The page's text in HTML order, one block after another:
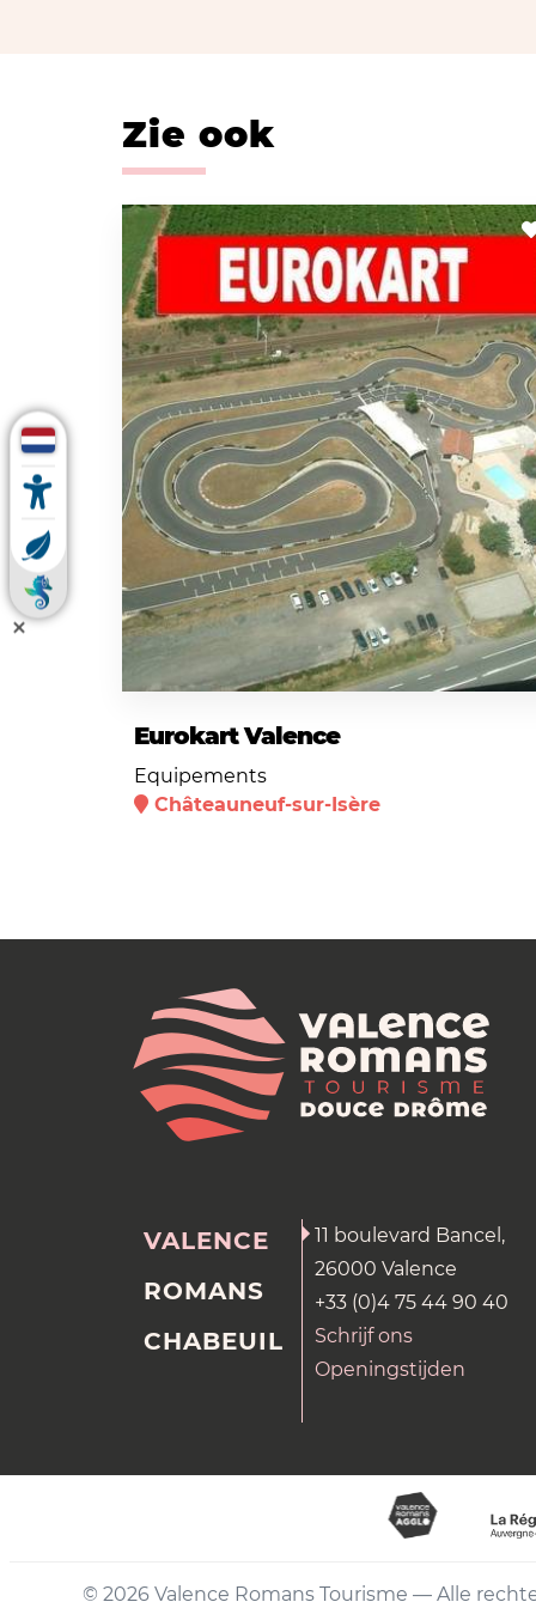
Zie ook
Eurokart Valence
Equipements
Châteauneuf-sur-Isère
VALENCE
ROMANS
CHABEUIL
11 boulevard Bancel,
26000 Valence
+33 (0)4 75 44 90 40
Schrijf ons
Openingstijden
© 2026 Valence Romans Tourisme — Alle